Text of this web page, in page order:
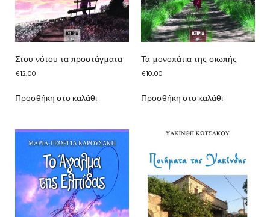
Στου νότου τα προστάγματα
€12,00
Προσθήκη στο καλάθι
Τα μονοπάτια της σιωπής
€10,00
Προσθήκη στο καλάθι